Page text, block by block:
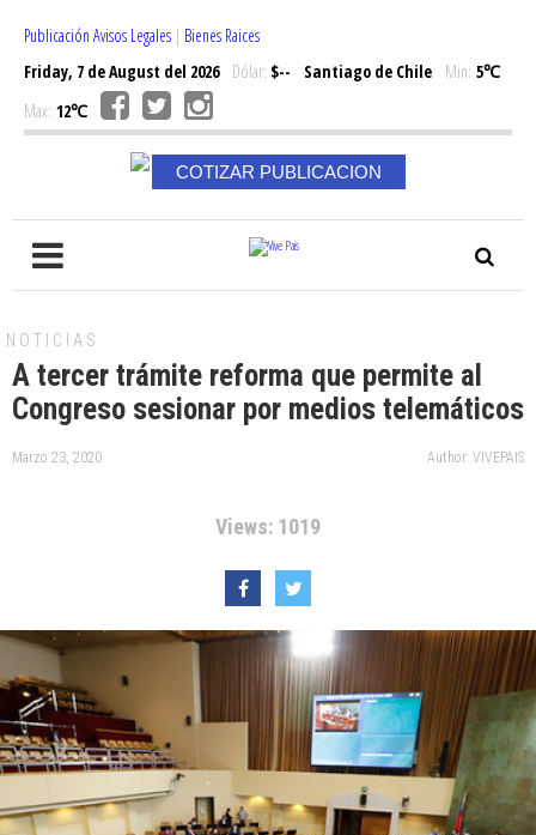
Publicación Avisos Legales | Bienes Raices
Friday, 7 de August del 2026Dólar: $-- Santiago de Chile Min: 5℃
Max: 12℃
COTIZAR PUBLICACION
NOTICIAS
A tercer trámite reforma que permite al
Congreso sesionar por medios telemáticos
Marzo 23, 2020 Author: VIVEPAIS
Views: 1019